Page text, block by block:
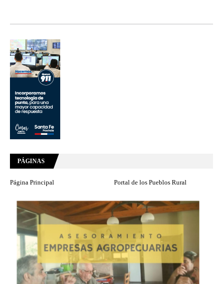
PÁGINAS
Página Principal Portal de los Pueblos Rural